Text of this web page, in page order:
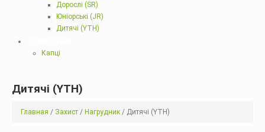
Дорослі (SR)
Юніорські (JR)
Дитячі (YTH)
Капці
Дитячі (YTH)
Главная / Захист / Нагрудник / Дитячі (YTH)